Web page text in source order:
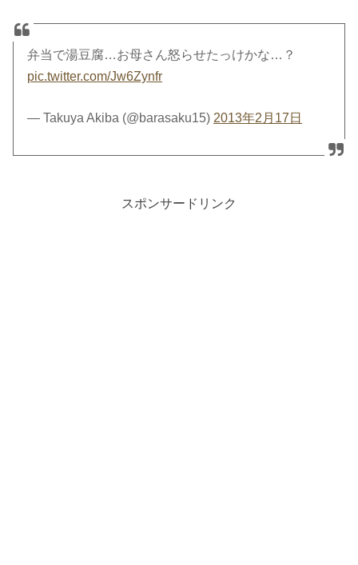
弁当で湯豆腐…お母さん怒らせたっけかな…？
pic.twitter.com/Jw6Zynfr
— Takuya Akiba (@barasaku15) 2013年2月17日
スポンサードリンク